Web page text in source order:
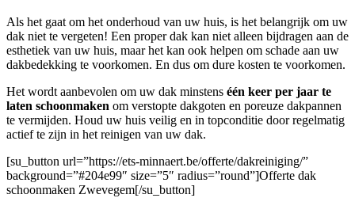
Als het gaat om het onderhoud van uw huis, is het belangrijk om uw
dak niet te vergeten! Een proper dak kan niet alleen bijdragen aan de
esthetiek van uw huis, maar het kan ook helpen om schade aan uw
dakbedekking te voorkomen. En dus om dure kosten te voorkomen.
Het wordt aanbevolen om uw dak minstens één keer per jaar te
laten schoonmaken om verstopte dakgoten en poreuze dakpannen
te vermijden. Houd uw huis veilig en in topconditie door regelmatig
actief te zijn in het reinigen van uw dak.
[su_button url=”https://ets-minnaert.be/offerte/dakreiniging/”
background=”#204e99″ size=”5″ radius=”round”]Offerte dak
schoonmaken Zwevegem[/su_button]